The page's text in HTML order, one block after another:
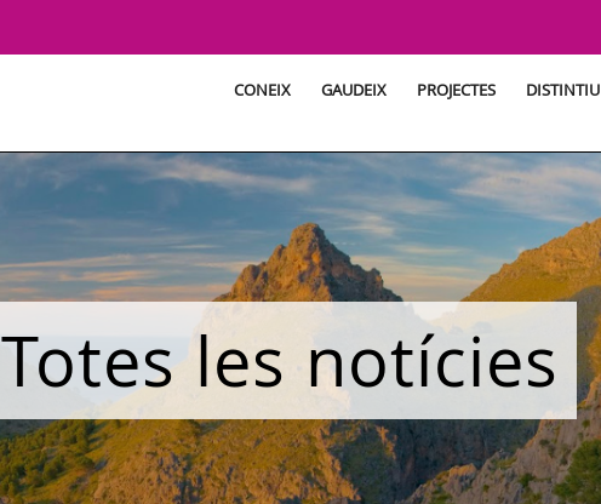
CONEIX GAUDEIX PROJECTES DISTINTIU
Totes les notícies